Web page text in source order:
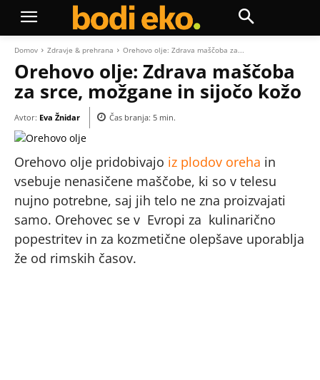
Domov Zdravje & prehrana Orehovo olje: Zdrava maščoba za...
Orehovo olje: Zdrava maščoba
za srce, možgane in sijočo kožo
Avtor: Eva Žnidar Čas branja: 5 min.
Orehovo olje pridobivajo iz plodov oreha in
vsebuje nenasičene maščobe, ki so v telesu
nujno potrebne, saj jih telo ne zna proizvajati
samo. Orehovec se v Evropi za kulinarično
popestritev in za kozmetične olepšave uporablja
že od rimskih časov.